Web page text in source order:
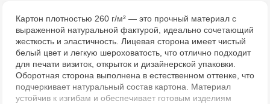
Crafti Buiucani - str. Alba Iulia, 77/18
Crafti Ciocana - str. Alecu Russo, 61/6
Crafti Riscani - bd. Moscova, 2
Картон плотностью 260 г/м² — это прочный материал с
выраженной натуральной фактурой, идеально сочетающий
жесткость и эластичность. Лицевая сторона имеет чистый
белый цвет и легкую шероховатость, что отлично подходит
для печати визиток, открыток и дизайнерской упаковки.
Оборотная сторона выполнена в естественном оттенке, что
подчеркивает натуральный состав картона. Материал
устойчив к изгибам и обеспечивает готовым изделиям